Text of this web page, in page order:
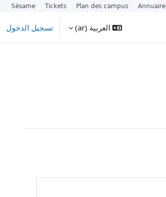
العربية ‎(ar)‎ تسجيل الدخول
Annuaire
Plan des campus
Tickets
Sésame